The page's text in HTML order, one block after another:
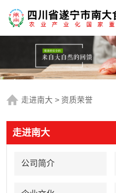
走进南大 > 资质荣誉
走进南大
公司简介